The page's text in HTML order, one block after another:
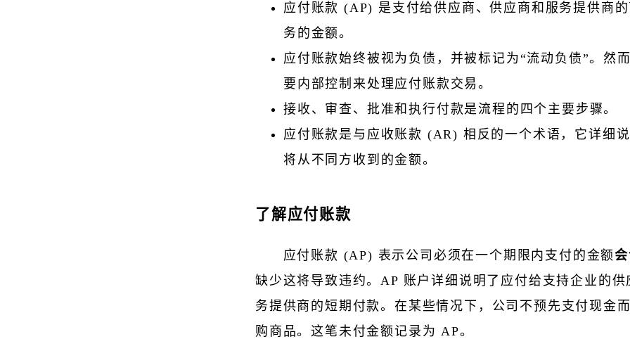
应付账款 (AP) 是支付给供应商、供应商和服务提供商
务的金额。
应付账款始终被视为负债，并被标记为“流动负债”。然
要内部控制来处理应付账款交易。
接收、审查、批准和执行付款是流程的四个主要步骤。
应付账款是与应收账款 (AR) 相反的一个术语，它详细
将从不同方收到的金额。
了解应付账款
应付账款 (AP) 表示公司必须在一个期限内支付的金额
缺少这将导致违约。AP 账户详细说明了应付给支持企业的供
务提供商的短期付款。在某些情况下，公司不预先支付现金
购商品。这笔未付金额记录为 AP。